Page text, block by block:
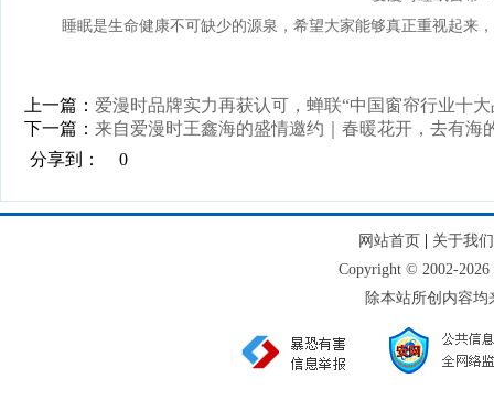
睡眠是生命健康不可缺少的源泉，希望大家能够真正重视起来
上一篇： 爱漫时品牌实力再获认可，蝉联“中国窗帘行业十
下一篇： 来自爱漫时王鑫海的盛情邀约｜春暖花开，去有海
分享到：
0
网站首页| 关于我们
Copyright © 2002-
除本站所创内容